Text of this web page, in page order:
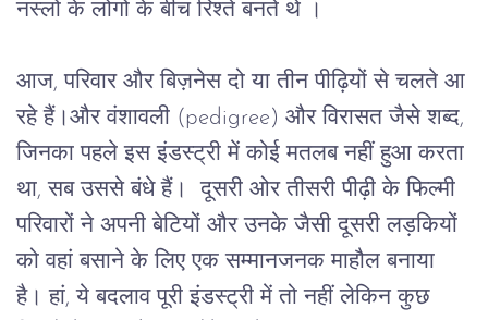
नस्लों के लोगों के बीच रिश्ते बनते थे ।
आज, परिवार और बिज़नेस दो या तीन पीढ़ियों से चलते आ
रहे हैं।और वंशावली (pedigree) और विरासत जैसे शब्द,
जिनका पहले इस इंडस्ट्री में कोई मतलब नहीं हुआ करता
था, सब उससे बंधे हैं। दूसरी ओर तीसरी पीढ़ी के फिल्मी
परिवारों ने अपनी बेटियों और उनके जैसी दूसरी लड़कियों
को वहां बसाने के लिए एक सम्मानजनक माहौल बनाया
है। हां, ये बदलाव पूरी इंडस्ट्री में तो नहीं लेकिन कुछ